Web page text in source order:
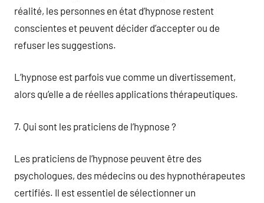
réalité, les personnes en état d’hypnose restent
conscientes et peuvent décider d’accepter ou de
refuser les suggestions.
L’hypnose est parfois vue comme un divertissement,
alors qu’elle a de réelles applications thérapeutiques.
7. Qui sont les praticiens de l’hypnose ?
Les praticiens de l’hypnose peuvent être des
psychologues, des médecins ou des hypnothérapeutes
certifiés. Il est essentiel de sélectionner un